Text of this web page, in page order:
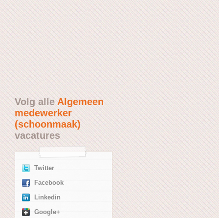
Volg alleAlgemeen
medewerker
(schoonmaak)
vacatures
Twitter
Facebook
Linkedin
Google+